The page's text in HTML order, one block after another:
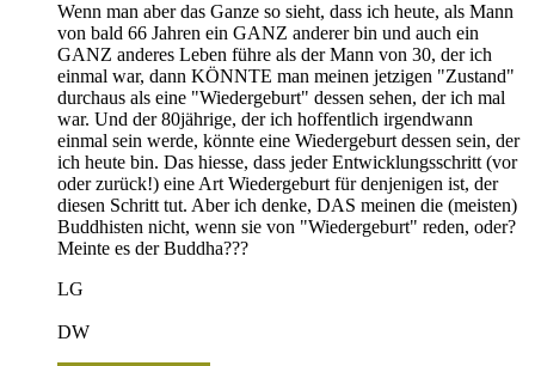
Wenn man aber das Ganze so sieht, dass ich heute, als Mann
von bald 66 Jahren ein GANZ anderer bin und auch ein
GANZ anderes Leben führe als der Mann von 30, der ich
einmal war, dann KÖNNTE man meinen jetzigen "Zustand"
durchaus als eine "Wiedergeburt" dessen sehen, der ich mal
war. Und der 80jährige, der ich hoffentlich irgendwann
einmal sein werde, könnte eine Wiedergeburt dessen sein, der
ich heute bin. Das hiesse, dass jeder Entwicklungsschritt (vor
oder zurück!) eine Art Wiedergeburt für denjenigen ist, der
diesen Schritt tut. Aber ich denke, DAS meinen die (meisten)
Buddhisten nicht, wenn sie von "Wiedergeburt" reden, oder?
Meinte es der Buddha???
LG
DW